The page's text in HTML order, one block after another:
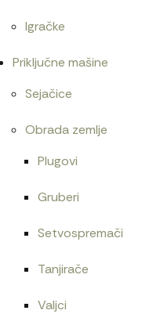
Igračke
Priključne mašine
Sejačice
Obrada zemlje
Plugovi
Gruberi
Setvospremači
Tanjirače
Valjci